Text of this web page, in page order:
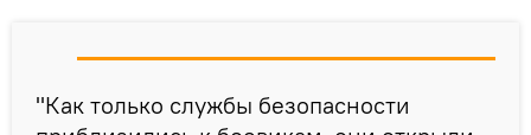
"Как только службы безопасности